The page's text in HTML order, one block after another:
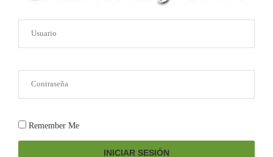
Remember Me
INICIAR SESIÓN